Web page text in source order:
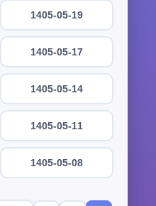
1405-05-19
1405-05-17
1405-05-14
1405-05-11
1405-05-08